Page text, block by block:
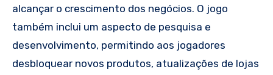
alcançar o crescimento dos negócios. O jogo
também inclui um aspecto de pesquisa e
desenvolvimento, permitindo aos jogadores
desbloquear novos produtos, atualizações de lojas